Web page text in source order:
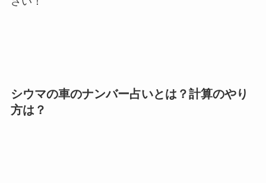
シウマの車のナンバー占いとは？計算のやり
方は？